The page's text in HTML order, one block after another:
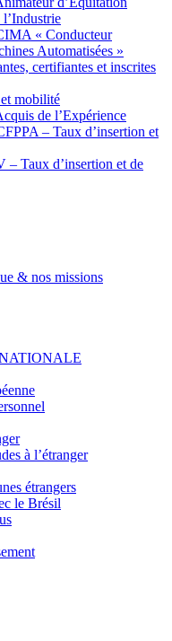
« Conducteur
Automatisées »
certifiantes et inscrites
mobilité
de l’Expérience
– Taux d’insertion et
– Taux d’insertion et de
& nos missions
à l’étranger
étrangers
le Brésil